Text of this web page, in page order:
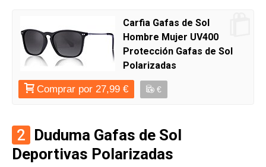
Carfia Gafas de Sol
Hombre Mujer UV400
Protección Gafas de Sol
Polarizadas
Comprar por 27,99 € €
2 Duduma Gafas de Sol
Deportivas Polarizadas